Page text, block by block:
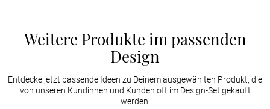
Weitere Produkte im passenden
Design
Entdecke jetzt passende Ideen zu Deinem ausgewählten Produkt, die
von unseren Kundinnen und Kunden oft im Design-Set gekauft
werden.